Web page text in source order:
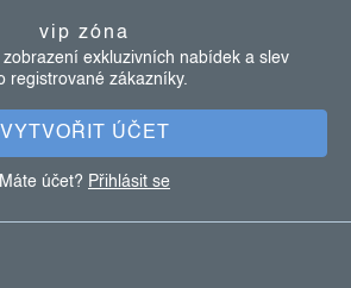
vip zóna
zobrazení exkluzivních nabídek a slev
registrované zákazníky.
VYTVOŘIT ÚČET
Máte účet? Přihlásit se